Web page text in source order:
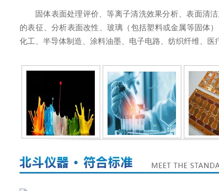
固体表面处理评价、等离子清洗效果分析、表面清
的表征、分析表面改性、玻璃（包括塑料或金属等固体
化工、半导体制造、涂料油墨、电子电路、纺织纤维、